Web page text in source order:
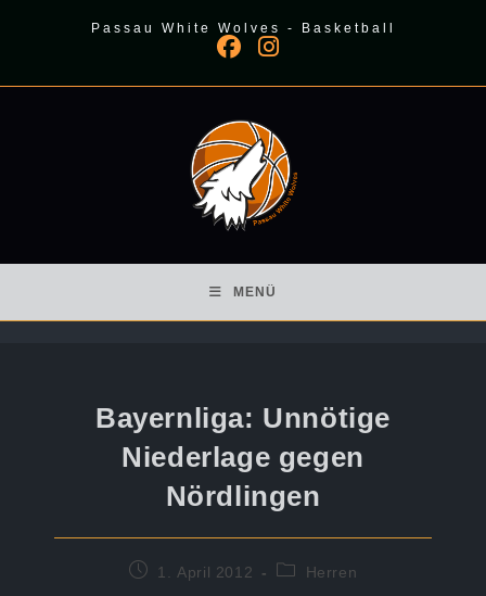
Passau White Wolves - Basketball
MENÜ
Bayernliga: Unnötige
Niederlage gegen
Nördlingen
Beitrag1. April 2012
Beitrags-
Herren